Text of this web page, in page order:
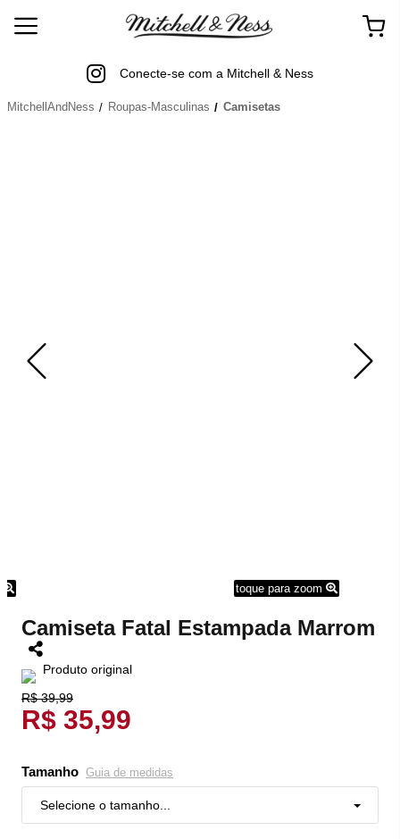
Conecte-se com a Mitchell & Ness
MitchellAndNess Roupas-Masculinas Camisetas
toque para zoom
Camiseta Fatal Estampada Marrom
Produto original
R$ 39,99
R$ 35,99
Tamanho Guia de medidas
Selecione o tamanho...